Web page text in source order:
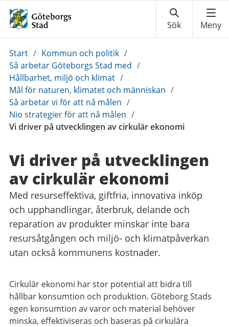
Du
är
här:
Start / Kommun och politik /
Så arbetar Göteborgs Stad med /
Hållbarhet, miljö och klimat /
Mål för naturen, klimatet och människan /
Så arbetar vi för att nå målen /
Nio strategier för att nå målen /
Vi driver på utvecklingen av cirkulär ekonomi
Vi driver på utvecklingen
av cirkulär ekonomi
Med resurseffektiva, giftfria, innovativa inköp
och upphandlingar, återbruk, delande och
reparation av produkter minskar inte bara
resursåtgången och miljö- och klimatpåverkan
utan också kommunens kostnader.
Cirkulär ekonomi har stor potential att bidra till
hållbar konsumtion och produktion. Göteborg Stads
egen konsumtion av varor och material behöver
minska, effektiviseras och baseras på cirkulära